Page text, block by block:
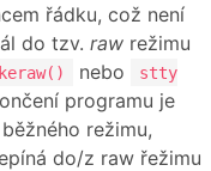
řádku, což není
do tzv. raw režimu
nebo
stty
programu je
režimu,
do/z raw řežimu